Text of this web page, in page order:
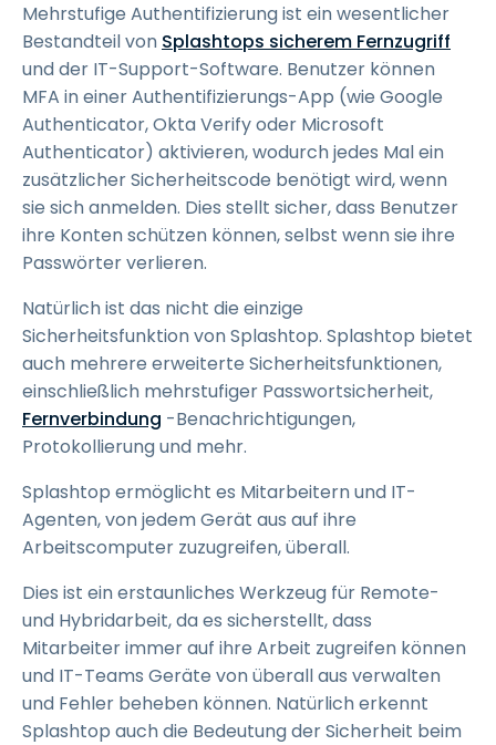
Mehrstufige Authentifizierung ist ein wesentlicher
Bestandteil von Splashtops sicherem Fernzugriff
und der IT-Support-Software. Benutzer können
MFA in einer Authentifizierungs-App (wie Google
Authenticator, Okta Verify oder Microsoft
Authenticator) aktivieren, wodurch jedes Mal ein
zusätzlicher Sicherheitscode benötigt wird, wenn
sie sich anmelden. Dies stellt sicher, dass Benutzer
ihre Konten schützen können, selbst wenn sie ihre
Passwörter verlieren.
Natürlich ist das nicht die einzige
Sicherheitsfunktion von Splashtop. Splashtop bietet
auch mehrere erweiterte Sicherheitsfunktionen,
einschließlich mehrstufiger Passwortsicherheit,
Fernverbindung -Benachrichtigungen,
Protokollierung und mehr.
Splashtop ermöglicht es Mitarbeitern und IT-
Agenten, von jedem Gerät aus auf ihre
Arbeitscomputer zuzugreifen, überall.
Dies ist ein erstaunliches Werkzeug für Remote-
und Hybridarbeit, da es sicherstellt, dass
Mitarbeiter immer auf ihre Arbeit zugreifen können
und IT-Teams Geräte von überall aus verwalten
und Fehler beheben können. Natürlich erkennt
Splashtop auch die Bedeutung der Sicherheit beim